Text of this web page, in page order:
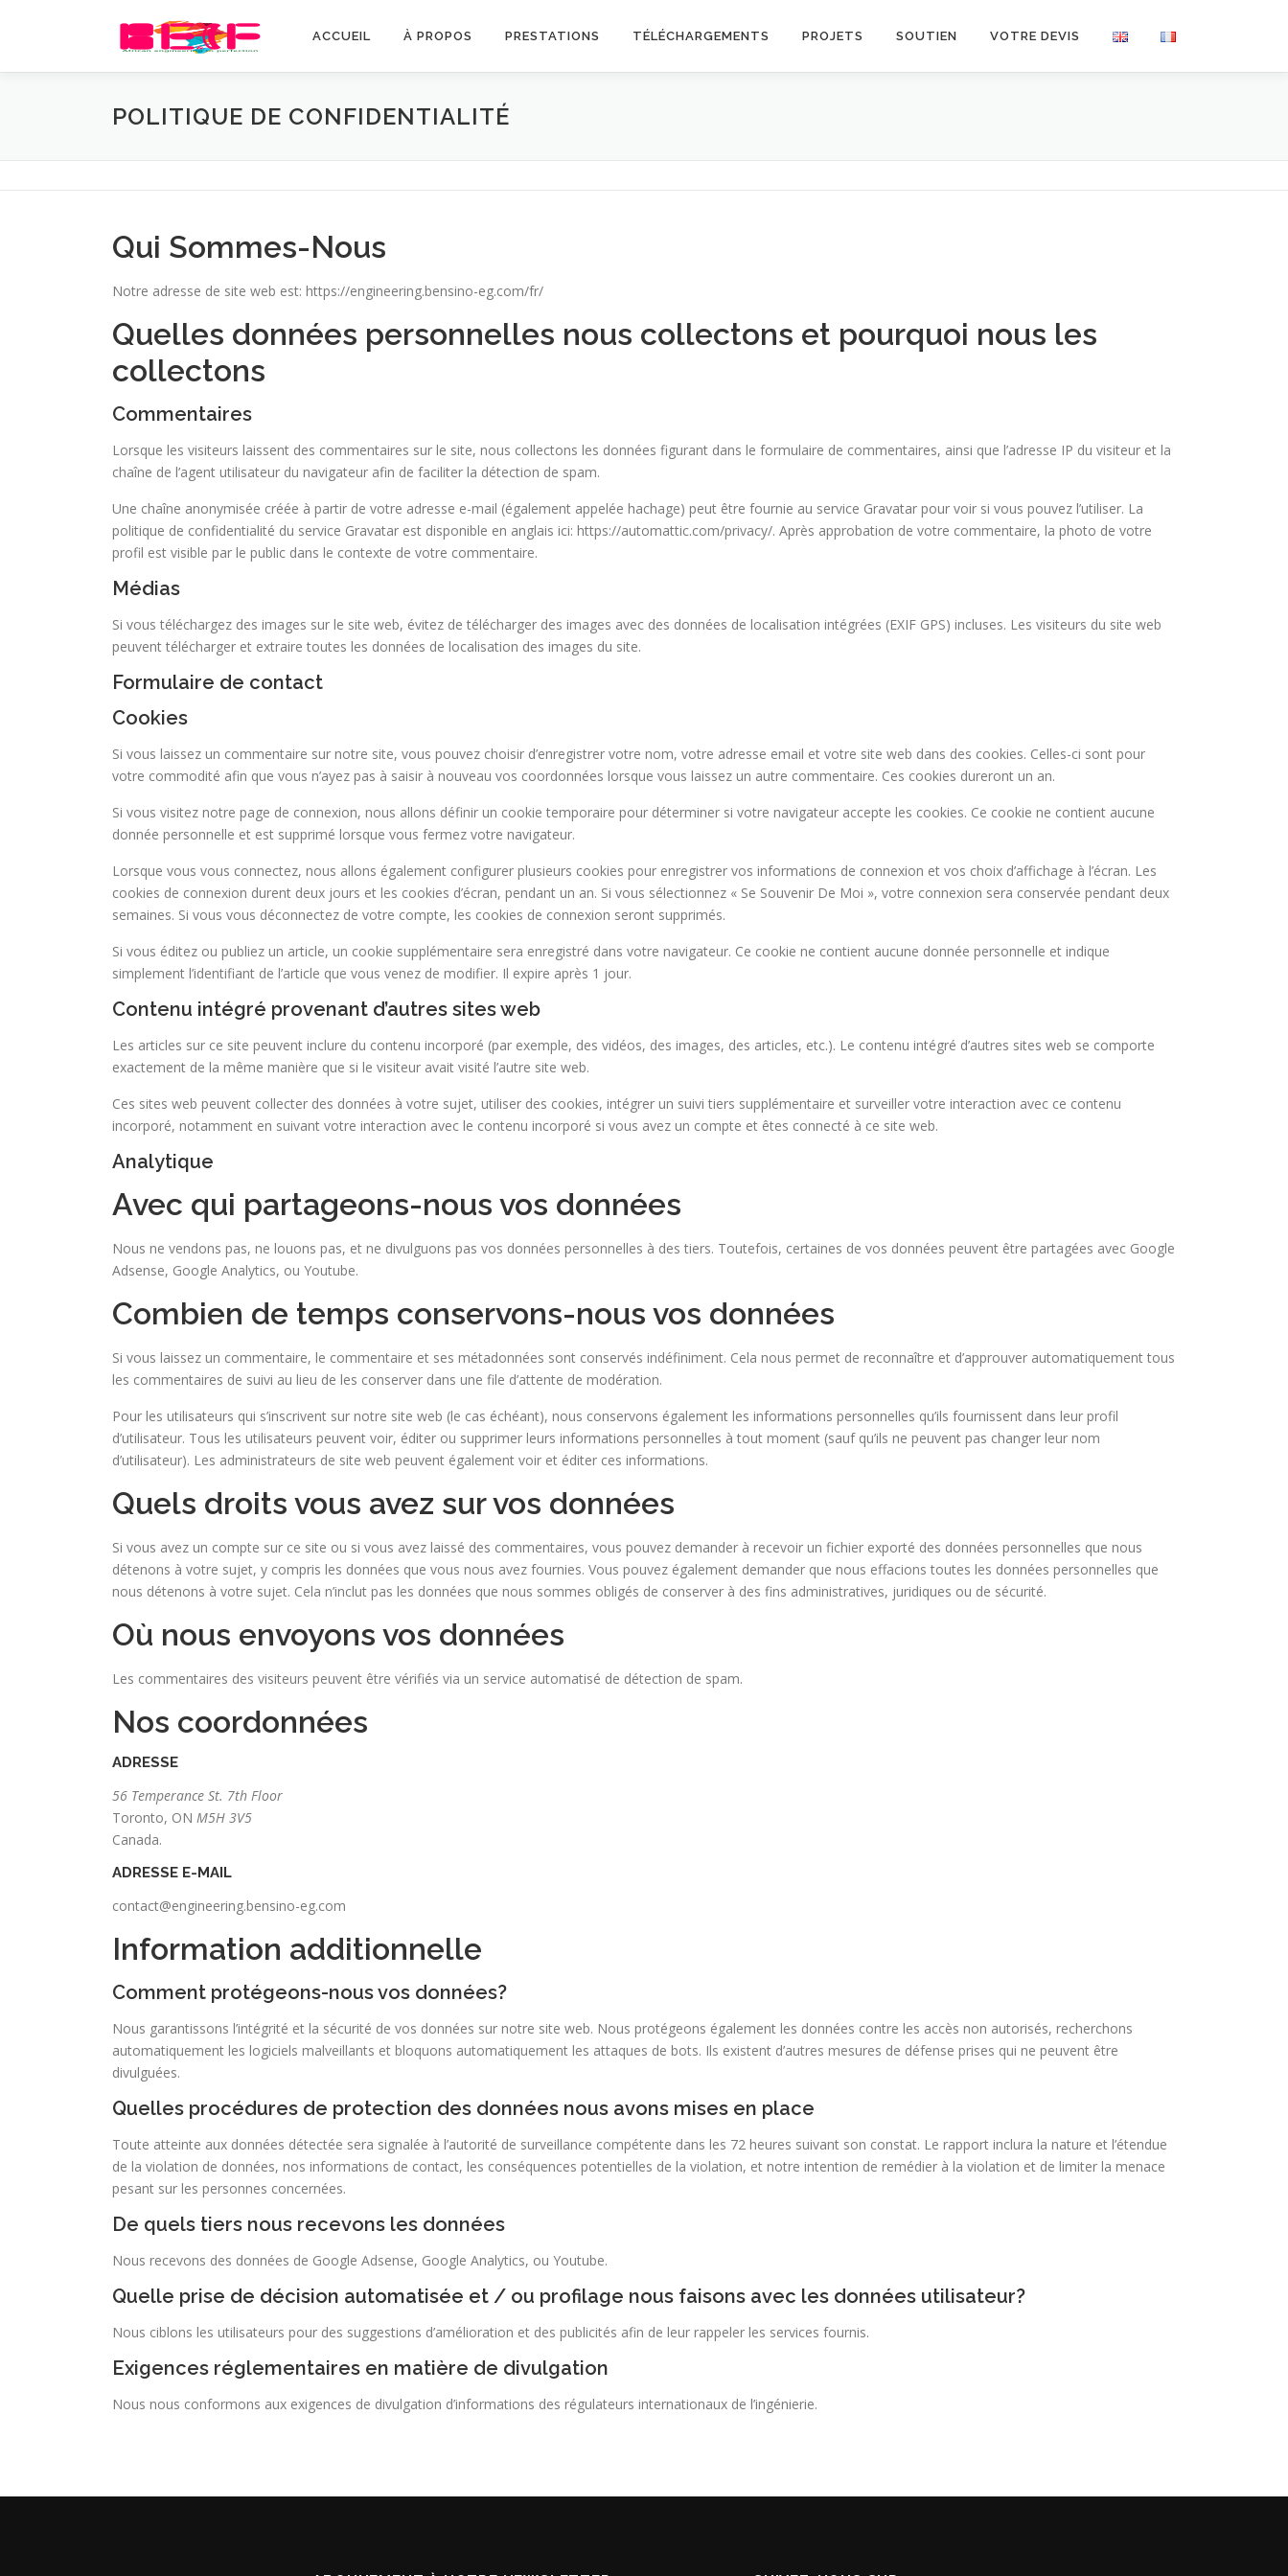
ACCUEIL À PROPOS PRESTATIONS
e
v
i
u
e
t
TÉLÉCHARGEMENTS PROJETS SOUTIEN VOTRE DEVIS
POLITIQUE DE CONFIDENTIALITÉ
Qui Sommes-Nous
Notre adresse de site web est: https://engineering.bensino-eg.com/fr/
Quelles données personnelles nous collectons et pourquoi nous les
collectons
Commentaires
Lorsque les visiteurs laissent des commentaires sur le site, nous collectons les données figurant dans le formulaire de commentaires, ainsi que l’adresse IP du visiteur et la
chaîne de l’agent utilisateur du navigateur afin de faciliter la détection de spam.
Une chaîne anonymisée créée à partir de votre adresse e-mail (également appelée hachage) peut être fournie au service Gravatar pour voir si vous pouvez l’utiliser. La
politique de confidentialité du service Gravatar est disponible en anglais ici: https://automattic.com/privacy/. Après approbation de votre commentaire, la photo de votre
profil est visible par le public dans le contexte de votre commentaire.
Médias
Si vous téléchargez des images sur le site web, évitez de télécharger des images avec des données de localisation intégrées (EXIF GPS) incluses. Les visiteurs du site web
peuvent télécharger et extraire toutes les données de localisation des images du site.
Formulaire de contact
Cookies
Si vous laissez un commentaire sur notre site, vous pouvez choisir d’enregistrer votre nom, votre adresse email et votre site web dans des cookies. Celles-ci sont pour
votre commodité afin que vous n’ayez pas à saisir à nouveau vos coordonnées lorsque vous laissez un autre commentaire. Ces cookies dureront un an.
Si vous visitez notre page de connexion, nous allons définir un cookie temporaire pour déterminer si votre navigateur accepte les cookies. Ce cookie ne contient aucune
donnée personnelle et est supprimé lorsque vous fermez votre navigateur.
Lorsque vous vous connectez, nous allons également configurer plusieurs cookies pour enregistrer vos informations de connexion et vos choix d’affichage à l’écran. Les
cookies de connexion durent deux jours et les cookies d’écran, pendant un an. Si vous sélectionnez « Se Souvenir De Moi », votre connexion sera conservée pendant deux
semaines. Si vous vous déconnectez de votre compte, les cookies de connexion seront supprimés.
Si vous éditez ou publiez un article, un cookie supplémentaire sera enregistré dans votre navigateur. Ce cookie ne contient aucune donnée personnelle et indique
simplement l’identifiant de l’article que vous venez de modifier. Il expire après 1 jour.
Contenu intégré provenant d’autres sites web
Les articles sur ce site peuvent inclure du contenu incorporé (par exemple, des vidéos, des images, des articles, etc.). Le contenu intégré d’autres sites web se comporte
exactement de la même manière que si le visiteur avait visité l’autre site web.
Ces sites web peuvent collecter des données à votre sujet, utiliser des cookies, intégrer un suivi tiers supplémentaire et surveiller votre interaction avec ce contenu
incorporé, notamment en suivant votre interaction avec le contenu incorporé si vous avez un compte et êtes connecté à ce site web.
Analytique
Avec qui partageons-nous vos données
Nous ne vendons pas, ne louons pas, et ne divulguons pas vos données personnelles à des tiers. Toutefois, certaines de vos données peuvent être partagées avec Google
Adsense, Google Analytics, ou Youtube.
Combien de temps conservons-nous vos données
Si vous laissez un commentaire, le commentaire et ses métadonnées sont conservés indéfiniment. Cela nous permet de reconnaître et d’approuver automatiquement tous
les commentaires de suivi au lieu de les conserver dans une file d’attente de modération.
Pour les utilisateurs qui s’inscrivent sur notre site web (le cas échéant), nous conservons également les informations personnelles qu’ils fournissent dans leur profil
d’utilisateur. Tous les utilisateurs peuvent voir, éditer ou supprimer leurs informations personnelles à tout moment (sauf qu’ils ne peuvent pas changer leur nom
d’utilisateur). Les administrateurs de site web peuvent également voir et éditer ces informations.
Quels droits vous avez sur vos données
Si vous avez un compte sur ce site ou si vous avez laissé des commentaires, vous pouvez demander à recevoir un fichier exporté des données personnelles que nous
détenons à votre sujet, y compris les données que vous nous avez fournies. Vous pouvez également demander que nous effacions toutes les données personnelles que
nous détenons à votre sujet. Cela n’inclut pas les données que nous sommes obligés de conserver à des fins administratives, juridiques ou de sécurité.
Où nous envoyons vos données
Les commentaires des visiteurs peuvent être vérifiés via un service automatisé de détection de spam.
Nos coordonnées
ADRESSE
56 Temperance St. 7th Floor
Toronto, ON M5H 3V5
Canada.
ADRESSE E-MAIL
contact@engineering.bensino-eg.com
Information additionnelle
Comment protégeons-nous vos données?
Nous garantissons l’intégrité et la sécurité de vos données sur notre site web. Nous protégeons également les données contre les accès non autorisés, recherchons
automatiquement les logiciels malveillants et bloquons automatiquement les attaques de bots. Ils existent d’autres mesures de défense prises qui ne peuvent être
divulguées.
Quelles procédures de protection des données nous avons mises en place
Toute atteinte aux données détectée sera signalée à l’autorité de surveillance compétente dans les 72 heures suivant son constat. Le rapport inclura la nature et l’étendue
de la violation de données, nos informations de contact, les conséquences potentielles de la violation, et notre intention de remédier à la violation et de limiter la menace
pesant sur les personnes concernées.
De quels tiers nous recevons les données
Nous recevons des données de Google Adsense, Google Analytics, ou Youtube.
Quelle prise de décision automatisée et / ou profilage nous faisons avec les données utilisateur?
Nous ciblons les utilisateurs pour des suggestions d’amélioration et des publicités afin de leur rappeler les services fournis.
Exigences réglementaires en matière de divulgation
Nous nous conformons aux exigences de divulgation d’informations des régulateurs internationaux de l’ingénierie.